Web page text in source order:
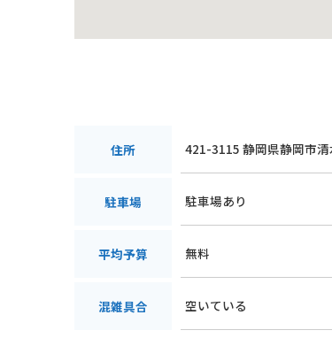
住所 421-3115 静岡県静岡市
駐車場 駐車場あり
平均予算 無料
混雑具合 空いている